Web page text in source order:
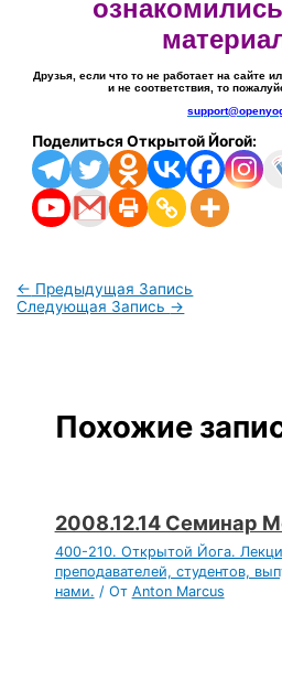
Друзья, если что то не работает на сайте
и не соответствия, то
Поделиться Открытой Йогой:
← Предыдущая Запись
Следующая Запись →
Похожие
2008.12.14 Семинар
400-210. Открытой Йога.
преподавателей, студентов,
нами. / От Anton Marcus